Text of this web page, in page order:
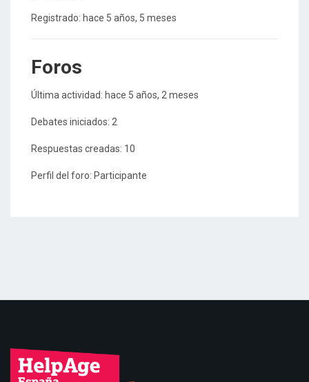
Registrado: hace 5 años, 5 meses
Foros
Última actividad: hace 5 años, 2 meses
Debates iniciados: 2
Respuestas creadas: 10
Perfil del foro: Participante